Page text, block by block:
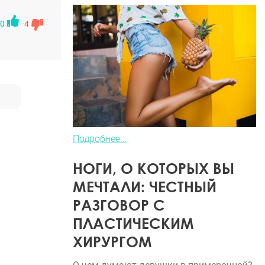
и
-4
Подробнее...
НОГИ, О КОТОРЫХ ВЫ
МЕЧТАЛИ: ЧЕСТНЫЙ
РАЗГОВОР С
ПЛАСТИЧЕСКИМ
ХИРУРГОМ